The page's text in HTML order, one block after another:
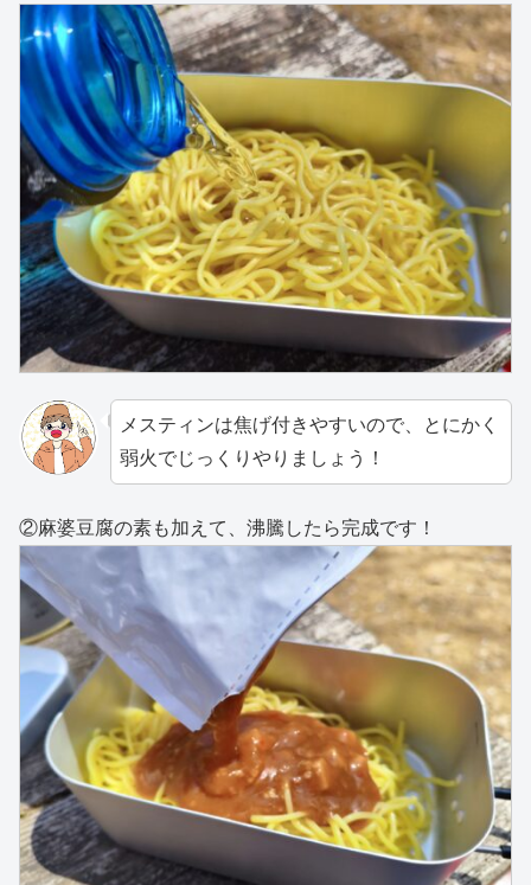
メスティンは焦げ付きやすいので、とにかく
弱火でじっくりやりましょう！
②麻婆豆腐の素も加えて、沸騰したら完成です！